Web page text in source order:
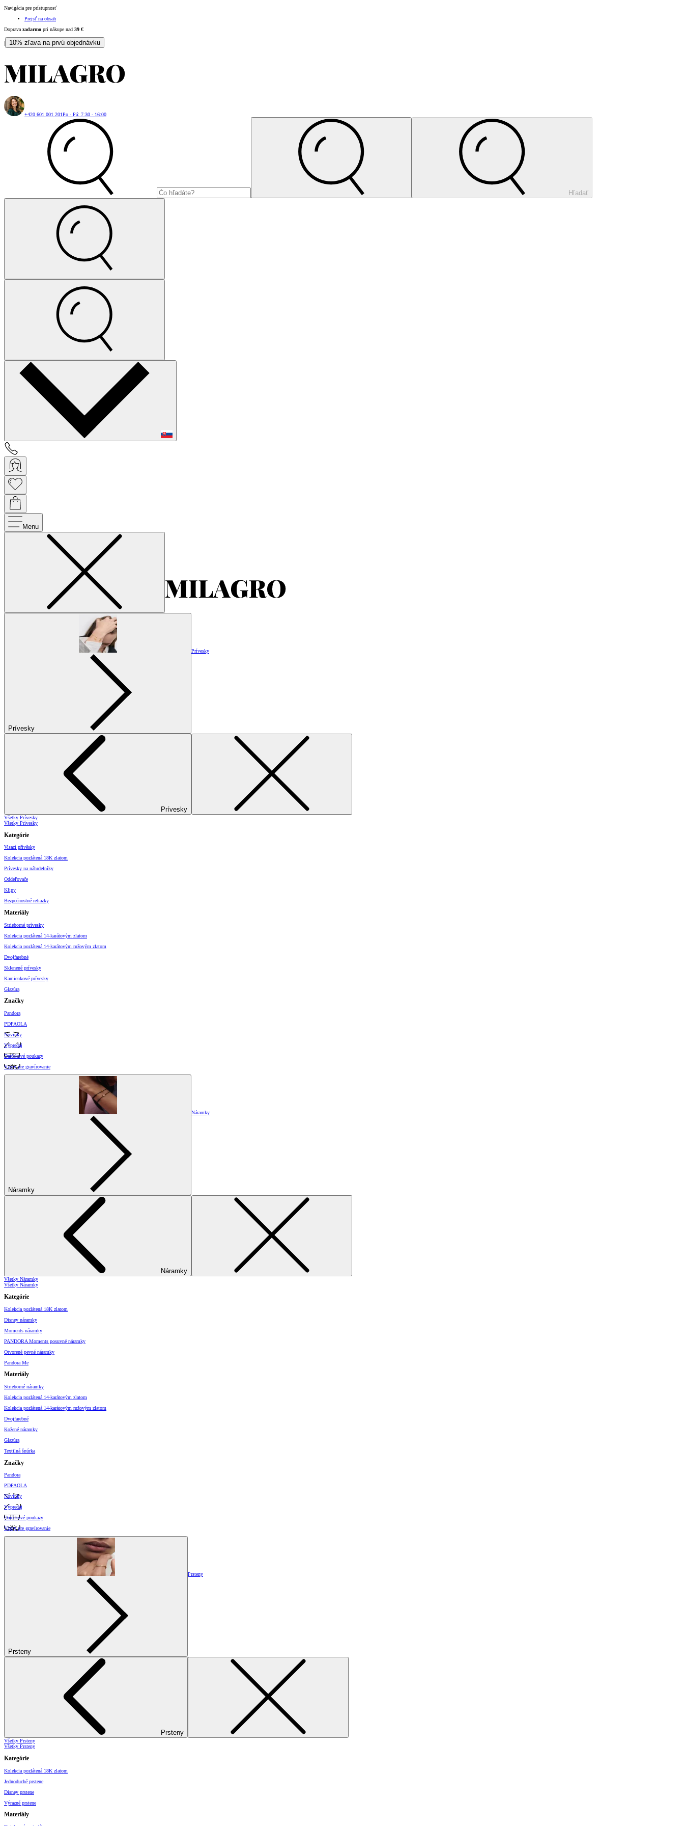
Navigácia pre prístupnosť
Prejsť na obsah
Doprava zadarmo pri nákupe nad 39 €
| 10% zľava na prvú objednávku
+420 601 001 201Po - Pá: 7:30 - 16:00
Hľadať
Menu
Prívesky
Prívesky
Prívesky
Všetky Prívesky
Všetky Prívesky
Kategórie
Visací přívěsky
Kolekcia pozlátená 18K zlatom
Prívesky na náhrdelníky
Oddeľovače
Klipy
Bezpečnostné retiazky
Materiály
Strieborné prívesky
Kolekcia pozlátená 14-karátovým zlatom
Kolekcia pozlátená 14-karátovým ružovým zlatom
Dvojfarebné
Sklenené prívesky
Kamienkové prívesky
Glazúra
Značky
Pandora
PDPAOLA
Novinky
Výpredaj
Darčekové poukazy
Vzory pre gravírovanie
Náramky
Náramky
Náramky
Všetky Náramky
Všetky Náramky
Kategórie
Kolekcia pozlátená 18K zlatom
Disney náramky
Moments náramky
PANDORA Moments posuvné náramky
Otvorené pevné náramky
Pandora Me
Materiály
Strieborné náramky
Kolekcia pozlátená 14-karátovým zlatom
Kolekcia pozlátená 14-karátovým ružovým zlatom
Dvojfarebné
Kožené náramky
Glazúra
Textilná šnúrka
Značky
Pandora
PDPAOLA
Novinky
Výpredaj
Darčekové poukazy
Vzory pre gravírovanie
Prsteny
Prsteny
Prsteny
Všetky Prsteny
Všetky Prsteny
Kategórie
Kolekcia pozlátená 18K zlatom
Jednoduché prstene
Disney prstene
Výrazné prstene
Materiály